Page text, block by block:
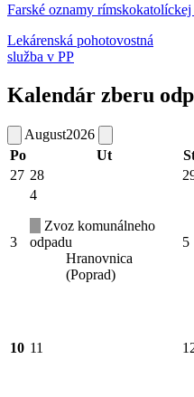
Farské oznamy
Lekárenská pohotovostná
služba v PP
Kalendár zberu
August2026
Po
Ut
27 28
3
4
Zvoz komunálneho
odpadu
Hranovnica
(Poprad)
5
10 11